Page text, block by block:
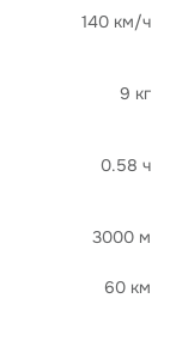
140 км/ч
9 кг
0.58 ч
3000 м
60 км